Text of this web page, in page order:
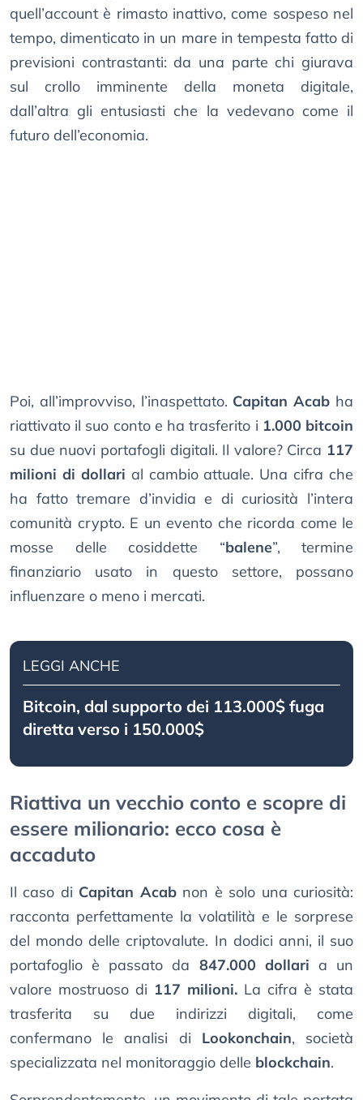
quell’account è rimasto inattivo, come sospeso nel
tempo, dimenticato in un mare in tempesta fatto di
previsioni contrastanti: da una parte chi giurava
sul crollo imminente della moneta digitale,
dall’altra gli entusiasti che la vedevano come il
futuro dell’economia.
Poi, all’improvviso, l’inaspettato. Capitan Acab ha
riattivato il suo conto e ha trasferito i 1.000 bitcoin
su due nuovi portafogli digitali. Il valore? Circa 117
milioni di dollari al cambio attuale. Una cifra che
ha fatto tremare d’invidia e di curiosità l’intera
comunità crypto. E un evento che ricorda come le
mosse delle cosiddette “balene”, termine
finanziario usato in questo settore, possano
influenzare o meno i mercati.
LEGGI ANCHE
Bitcoin, dal supporto dei 113.000$ fuga
diretta verso i 150.000$
Riattiva un vecchio conto e scopre di
essere milionario: ecco cosa è
accaduto
Il caso di Capitan Acabnon è solo una curiosità:
racconta perfettamente la volatilità e le sorprese
del mondo delle criptovalute. In dodici anni, il suo
portafoglio è passato da 847.000 dollari a un
valore mostruoso di 117 milioni. La cifra è stata
trasferita su due indirizzi digitali, come
confermano le analisi di Lookonchain, società
specializzata nel monitoraggio delle blockchain.